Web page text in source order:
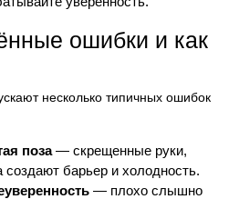
ошибки и как
несколько типичных ошибок
поза— скрещенные руки,
создают барьер и холодность.
— плохо слышно